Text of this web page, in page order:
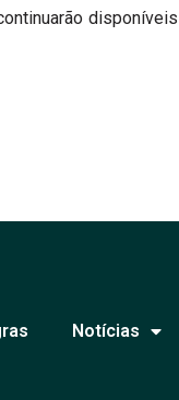
disponíveis
Notícias